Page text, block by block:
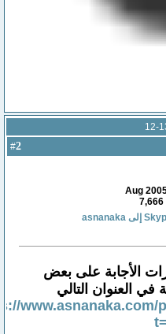
2
الأجابة على بعض
في العنوان التالي